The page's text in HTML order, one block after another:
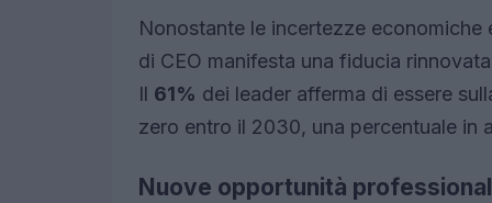
Nonostante le incertezze
di CEO manifesta una fiducia
Il 61% dei leader afferma di essere
zero entro il 2030, una percentuale in
Nuove opportunità